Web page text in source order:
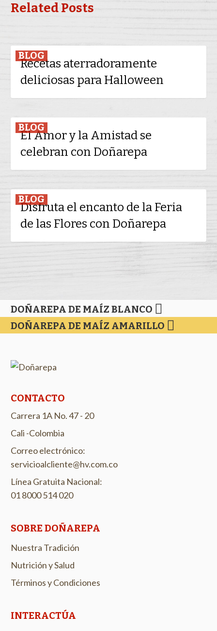
Related Posts
BLOG
Recetas
aterradoramente
deliciosas
Recetas aterradoramente
deliciosas para Halloween
BLOG
El
Amor
se
celebran
con
El Amor y la Amistad se
celebran con Doñarepa
BLOG
Disfruta
encanto
Flores
con
Doñarepa
Disfruta el encanto de la Feria
de las Flores con Doñarepa
DOÑAREPA DE MAÍZ BLANCO
DOÑAREPA DE MAÍZ AMARILLO
CONTACTO
Carrera 1A No. 47 - 20
Cali -Colombia
Correo electrónico:
servicioalcliente@hv.com.co
Línea Gratuita Nacional:
01 8000 514 020
SOBRE DOÑAREPA
Nuestra Tradición
Nutrición y Salud
Términos y Condiciones
INTERACTÚA